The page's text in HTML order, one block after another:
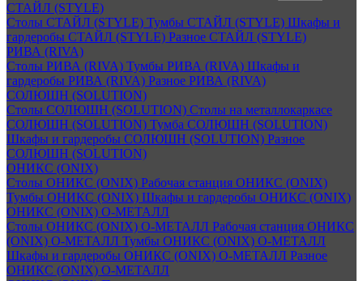
СТАЙЛ (STYLE)
Столы СТАЙЛ (STYLE) Тумбы СТАЙЛ (STYLE) Шкафы и
гардеробы СТАЙЛ (STYLE) Разное СТАЙЛ (STYLE)
РИВА (RIVA)
Столы РИВА (RIVA) Тумбы РИВА (RIVA) Шкафы и
гардеробы РИВА (RIVA) Разное РИВА (RIVA)
СОЛЮШН (SOLUTION)
Столы СОЛЮШН (SOLUTION) Столы на металлокаркасе
СОЛЮШН (SOLUTION) Тумба СОЛЮШН (SOLUTION)
Шкафы и гардеробы СОЛЮШН (SOLUTION) Разное
СОЛЮШН (SOLUTION)
ОНИКС (ONIX)
Столы ОНИКС (ONIX) Рабочая станция ОНИКС (ONIX)
Тумбы ОНИКС (ONIX) Шкафы и гардеробы ОНИКС (ONIX)
ОНИКС (ONIX) O-МЕТАЛЛ
Столы ОНИКС (ONIX) O-МЕТАЛЛ Рабочая станция ОНИКС
(ONIX) O-МЕТАЛЛ Тумбы ОНИКС (ONIX) O-МЕТАЛЛ
Шкафы и гардеробы ОНИКС (ONIX) O-МЕТАЛЛ Разное
ОНИКС (ONIX) O-МЕТАЛЛ